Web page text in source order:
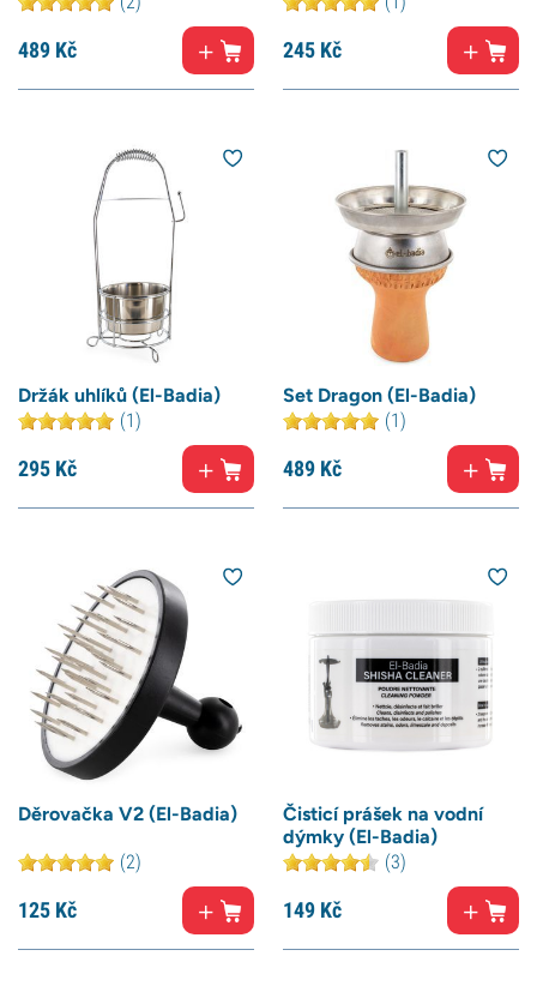
489 Kč 245 Kč
Držák uhlíků (El-Badia)
(1)
295 Kč
Set Dragon (El-Badia)
(1)
489 Kč
Děrovačka V2 (El-Badia)
(2)
125 Kč
Čisticí prášek na vodní
dýmky (El-Badia)
(3)
149 Kč